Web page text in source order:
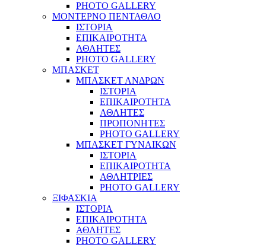
PHOTO GALLERY
ΜΟΝΤΕΡΝΟ ΠΕΝΤΑΘΛΟ
ΙΣΤΟΡΙΑ
ΕΠΙΚΑΙΡΟΤΗΤΑ
ΑΘΛΗΤΕΣ
PHOTO GALLERY
ΜΠΑΣΚΕΤ
ΜΠΑΣΚΕΤ ΑΝΔΡΩΝ
ΙΣΤΟΡΙΑ
ΕΠΙΚΑΙΡΟΤΗΤΑ
ΑΘΛΗΤΕΣ
ΠΡΟΠΟΝΗΤΕΣ
PHOTO GALLERY
ΜΠΑΣΚΕΤ ΓΥΝΑΙΚΩΝ
ΙΣΤΟΡΙΑ
ΕΠΙΚΑΙΡΟΤΗΤΑ
ΑΘΛΗΤΡΙΕΣ
PHOTO GALLERY
ΞΙΦΑΣΚΙΑ
ΙΣΤΟΡΙΑ
ΕΠΙΚΑΙΡΟΤΗΤΑ
ΑΘΛΗΤΕΣ
PHOTO GALLERY